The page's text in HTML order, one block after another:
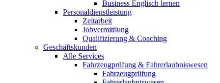
Business Englisch lernen
Personaldienstleistung
Zeitarbeit
Jobvermittlung
Qualifizierung & Coaching
Geschäftskunden
Alle Services
Fahrzeugprüfung & Fahrerlaubniswesen
Fahrzeugprüfung